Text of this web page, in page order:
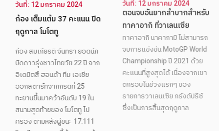
วันที่: 12 มกราคม 2024
ก้อง เต็มแต้ม 37 คะแนน ปิด
ฤดูกาล โมโตทู
ก้อง สมเกียรติ จันทรา ยอดนัก
บิดดาวรุ่งชาวไทยวัย 22 ปี จาก
อิเดมิตสึ ฮอนด้า ทีม เอเชีย
ออกสตาร์ทจากกริดที่ 25
ทะยานขึ้นมาคว้าอันดับ 19 ใน
สนามสุดท้ายของ โมโตทู ไป
ครอง ตามหลังผู้ชนะ 17.111
วันที่: 12 มกราคม 2024
ตอนจบอันยากลำบากสำหรับ
ทาคาอากิ นาคากามิ ไม่สามารถ
จบการแข่งขัน MotoGP World
Championship ปี 2021 ด้วย
คะแนนที่สูงสุดได้ เนื่องจากเขา
ตกรอบในช่วงแรกๆ ของ
รายการวาเลนเซีย กรังด์ปรีซ์